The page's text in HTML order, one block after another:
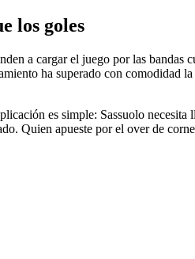
los goles
a cargar el juego por las
ha superado con
es simple: Sassuolo
Quien apueste por el over de